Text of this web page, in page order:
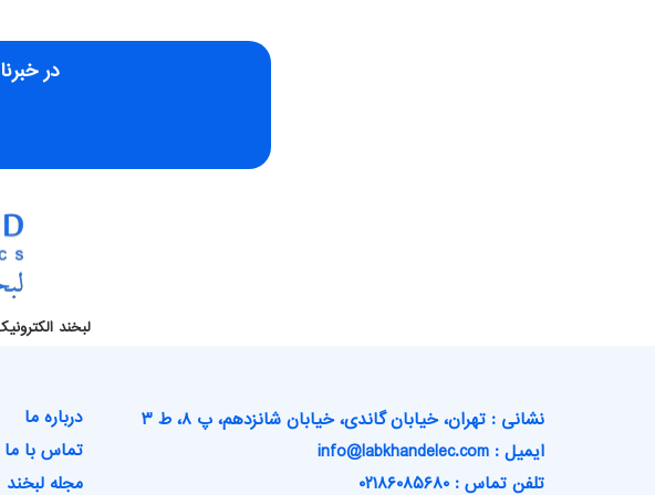
در
لبخند
نشانی : تهران، خیابان گاندی، خیابان شانزدهم، پ ۸، ط ۳
ایمیل : info@labkhandelec.com
تلفن تماس : ۰۲۱۸۶۰۸۵۶۸۰
درباره ما
تماس با ما
مجله لبخند